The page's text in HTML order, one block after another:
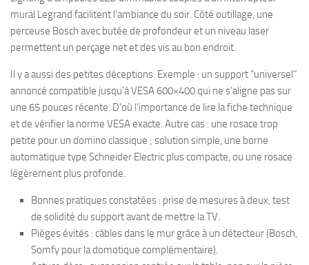
mural Legrand facilitent l’ambiance du soir. Côté outillage, une
perceuse Bosch avec butée de profondeur et un niveau laser
permettent un perçage net et des vis au bon endroit.
Il y a aussi des petites déceptions. Exemple : un support “universel”
annoncé compatible jusqu’à VESA 600×400 qui ne s’aligne pas sur
une 65 pouces récente. D’où l’importance de lire la fiche technique
et de vérifier la norme VESA exacte. Autre cas : une rosace trop
petite pour un domino classique ; solution simple, une borne
automatique type Schneider Electric plus compacte, ou une rosace
légèrement plus profonde.
Bonnes pratiques constatées : prise de mesures à deux, test
de solidité du support avant de mettre la TV.
Pièges évités : câbles dans le mur grâce à un détecteur (Bosch,
Somfy pour la domotique complémentaire).